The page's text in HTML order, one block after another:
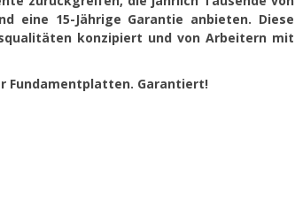
eine 15-Jährige Garantie anbieten. Diese
konzipiert und von Arbeitern mit
Fundamentplatten. Garantiert!